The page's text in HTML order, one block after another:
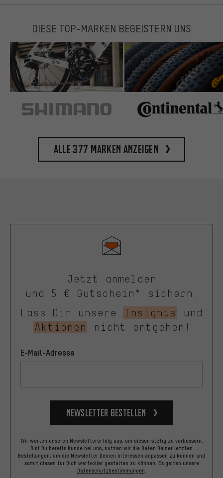
DIESE TOP-MARKEN BEGEISTERN UNS
Alle 377 Marken anzeigen
Jetzt anmelden
und 5 € Gutschein* sichern.
Lass Dir unsere
Insights
und
Aktionen
nicht entgehen!
E-Mail-Adresse
Newsletter bestellen
Wir werten unseren Newslettererfolg aus, um diesen stetig zu verbessern.
Bist Du bereits Kunde bei uns, nutzen wir die Daten Deiner letzten
Bestellungen, um die Newsletter Deinen Interessen anpassen zu können und
somit diesen für Dich wertvoller gestalten zu können. Es gelten unsere
Datenschutzbestimmungen.